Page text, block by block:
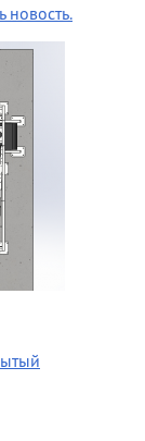
новость.